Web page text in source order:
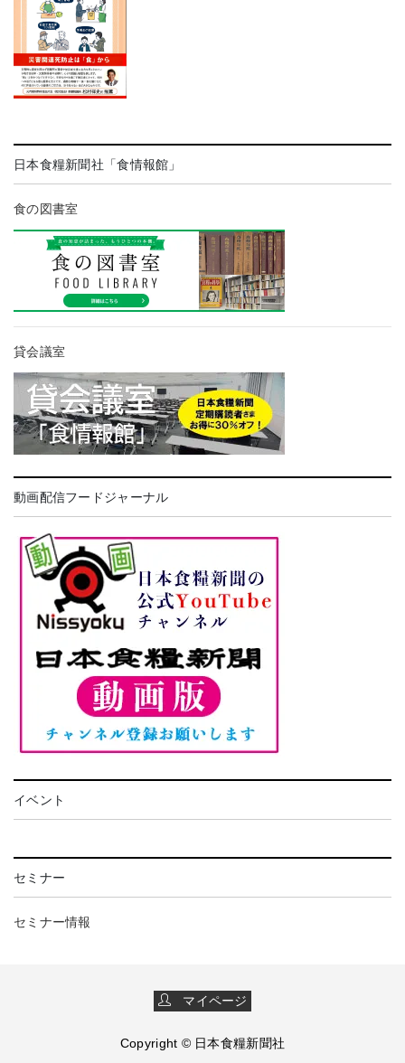
日本食糧新聞社「食情報館」
食の図書室
貸会議室
動画配信フードジャーナル
イベント
セミナー
セミナー情報
マイページ
Copyright © 日本食糧新聞社